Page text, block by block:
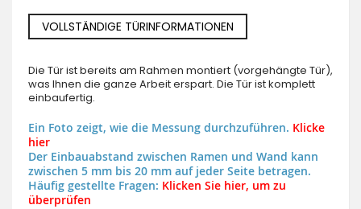
VOLLSTÄNDIGE TÜRINFORMATIONEN
Die Tür ist bereits am Rahmen montiert (vorgehängte Tür),
was Ihnen die ganze Arbeit erspart. Die Tür ist komplett
einbaufertig.
Ein Foto zeigt, wie die Messung durchzuführen. Klicke
hier
Der Einbauabstand zwischen Ramen und Wand kann
zwischen 5 mm bis 20 mm auf jeder Seite betragen.
Häufig gestellte Fragen: Klicken Sie hier, um zu
überprüfen